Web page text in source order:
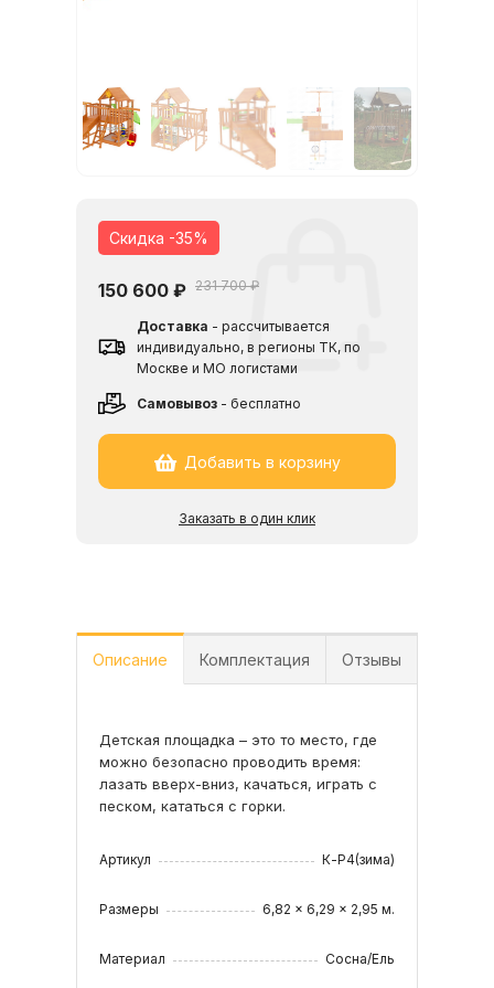
Скидка -35%
150 600 ₽ 231 700 ₽
Доставка - рассчитывается
индивидуально, в регионы ТК, по
Москве и МО логистами
Cамовывоз - бесплатно
Добавить в корзину
Заказать в один клик
Описание Комплектация Отзывы
Детская площадка – это то место, где
можно безопасно проводить время:
лазать вверх-вниз, качаться, играть с
песком, кататься с горки.
Артикул К-P4(зима)
Размеры 6,82 x 6,29 x 2,95 м.
Материал Сосна/Ель
•Конструкция двухуровневой башни из
клееного бруса 70х70 мм;
•Зимняя горка;
•Деревянная крыша;
•Деревянная лестница с перилами;
•Рукоход;
•Канат;
•Сетка для восхождения;
Читать все отзывы